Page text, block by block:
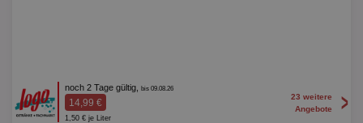
noch 2 Tage gültig, bis 09.08.26
14,99 €
1,50 € je Liter
23 weitere
Angebote
>